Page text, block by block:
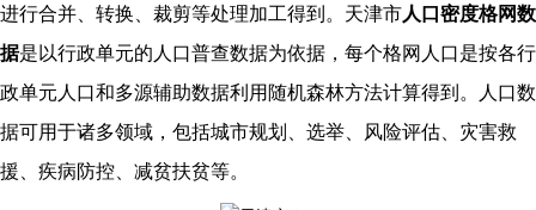
进行合并、转换、裁剪等处理加工得到。天津市人口密度格网数
据是以行政单元的人口普查数据为依据，每个格网人口是按各行
政单元人口和多源辅助数据利用随机森林方法计算得到。人口数
据可用于诸多领域，包括城市规划、选举、风险评估、灾害救
援、疾病防控、减贫扶贫等。